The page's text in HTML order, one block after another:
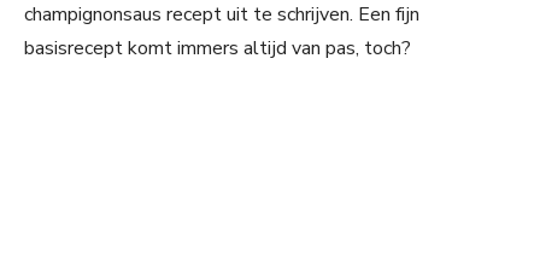
champignonsaus recept uit te schrijven. Een fijn
basisrecept komt immers altijd van pas, toch?